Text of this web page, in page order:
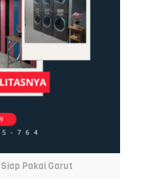
Pakai Garut